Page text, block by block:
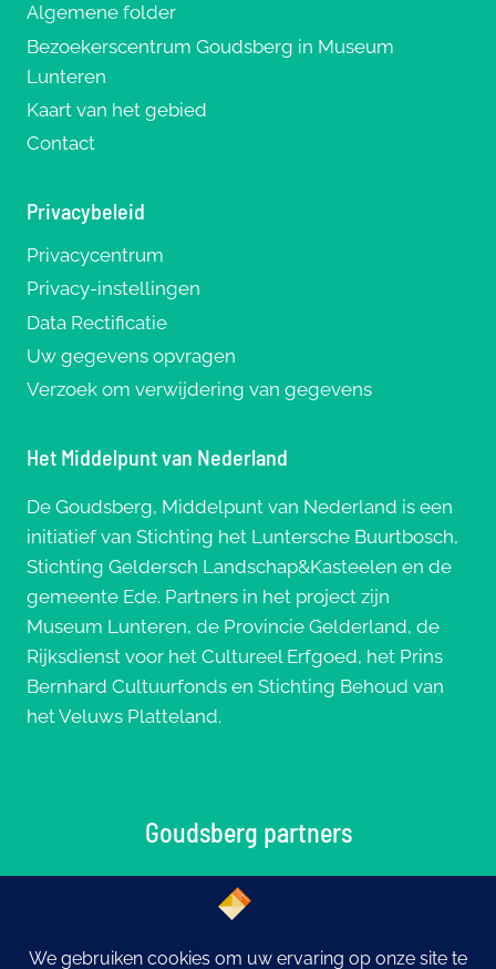
Algemene folder
Bezoekerscentrum Goudsberg in Museum
Lunteren
Kaart van het gebied
Contact
Privacybeleid
Privacycentrum
Privacy-instellingen
Data Rectificatie
Uw gegevens opvragen
Verzoek om verwijdering van gegevens
Het Middelpunt van Nederland
De Goudsberg, Middelpunt van Nederland is een
initiatief van Stichting het Luntersche Buurtbosch,
Stichting Geldersch Landschap&Kasteelen en de
gemeente Ede. Partners in het project zijn
Museum Lunteren, de Provincie Gelderland, de
Rijksdienst voor het Cultureel Erfgoed, het Prins
Bernhard Cultuurfonds en Stichting Behoud van
het Veluws Platteland.
Goudsberg partners